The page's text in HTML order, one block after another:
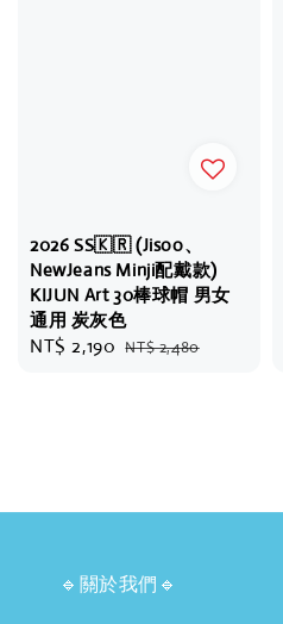
2026 SS🇰🇷 (Jisoo、
NewJeans Minji配戴款)
KIJUN Art 30棒球帽 男女
通用 炭灰色
Sale
NT$ 2,190 Regular
NT$ 2,480
🔹關於我們🔹